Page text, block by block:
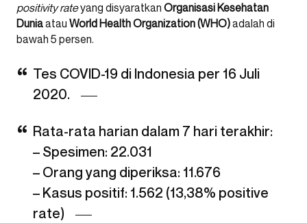
positivity rateyang disyaratkan Organisasi Kesehatan
Duniaatau World Health Organization (WHO)adalah di
bawah 5 persen.
Tes COVID-19 di Indonesia per 16 Juli
2020.
Rata-rata harian dalam 7 hari terakhir:
– Spesimen: 22.031
– Orang yang diperiksa: 11.676
– Kasus positif: 1.562 (13,38% positive
rate)